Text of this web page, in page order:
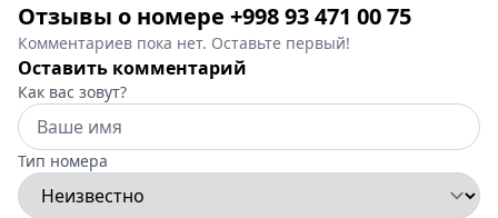
Отзывы о номере +998 93 471 00 75
Комментариев пока нет. Оставьте первый!
Оставить комментарий
Как вас зовут?
Тип номера